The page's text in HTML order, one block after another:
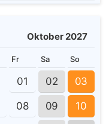
Oktober 2027
Fr Sa So
01 02 03
08 09 10